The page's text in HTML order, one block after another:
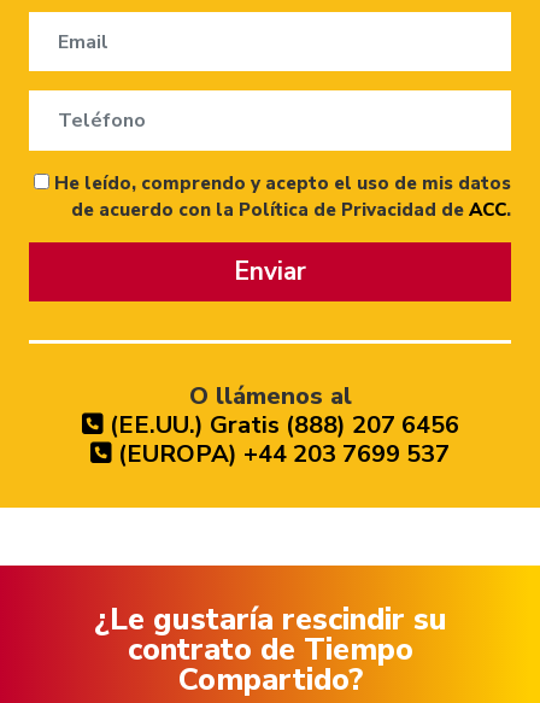
He leído, comprendo y acepto el uso de mis datos
de acuerdo con la Política de Privacidad de ACC.
Enviar
O llámenos al
(EE.UU.) Gratis (888) 207 6456
(EUROPA) +44 203 7699 537
¿Le gustaría rescindir su
contrato de Tiempo
Compartido?